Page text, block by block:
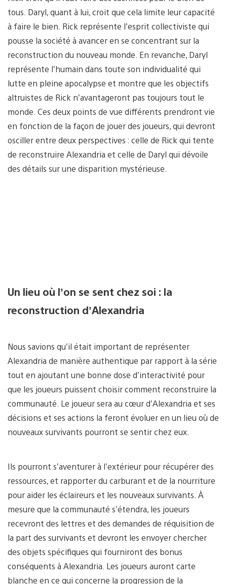
tous. Daryl, quant à lui, croit que cela limite leur capacité
à faire le bien. Rick représente l’esprit collectiviste qui
pousse la société à avancer en se concentrant sur la
reconstruction du nouveau monde. En revanche, Daryl
représente l’humain dans toute son individualité qui
lutte en pleine apocalypse et montre que les objectifs
altruistes de Rick n’avantageront pas toujours tout le
monde. Ces deux points de vue différents prendront vie
en fonction de la façon de jouer des joueurs, qui devront
osciller entre deux perspectives : celle de Rick qui tente
de reconstruire Alexandria et celle de Daryl qui dévoile
des détails sur une disparition mystérieuse.
Un lieu où l’on se sent chez soi : la
reconstruction d’Alexandria
Nous savions qu’il était important de représenter
Alexandria de manière authentique par rapport à la série
tout en ajoutant une bonne dose d’interactivité pour
que les joueurs puissent choisir comment reconstruire la
communauté. Le joueur sera au cœur d’Alexandria et ses
décisions et ses actions la feront évoluer en un lieu où de
nouveaux survivants pourront se sentir chez eux.
Ils pourront s’aventurer à l’extérieur pour récupérer des
ressources, et rapporter du carburant et de la nourriture
pour aider les éclaireurs et les nouveaux survivants. À
mesure que la communauté s’étendra, les joueurs
recevront des lettres et des demandes de réquisition de
la part des survivants et devront les envoyer chercher
des objets spécifiques qui fourniront des bonus
conséquents à Alexandria. Les joueurs auront carte
blanche en ce qui concerne la progression de la